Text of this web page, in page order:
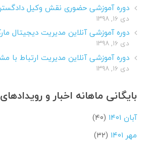
دوره آموزشی حضوری نقش وکیل
دی ۱۶, ۱۳۹۸
دوره آموزشی آنلاین مدیریت دیجیتال
دی ۱۶, ۱۳۹۸
دوره آموزشی آنلاین مدیریت ارتباط با
دی ۱۶, ۱۳۹۸
بایگانی ماهانه اخبار و
آبان ۱۴۰۱
(۴۰)
مهر ۱۴۰۱
(۳۲)